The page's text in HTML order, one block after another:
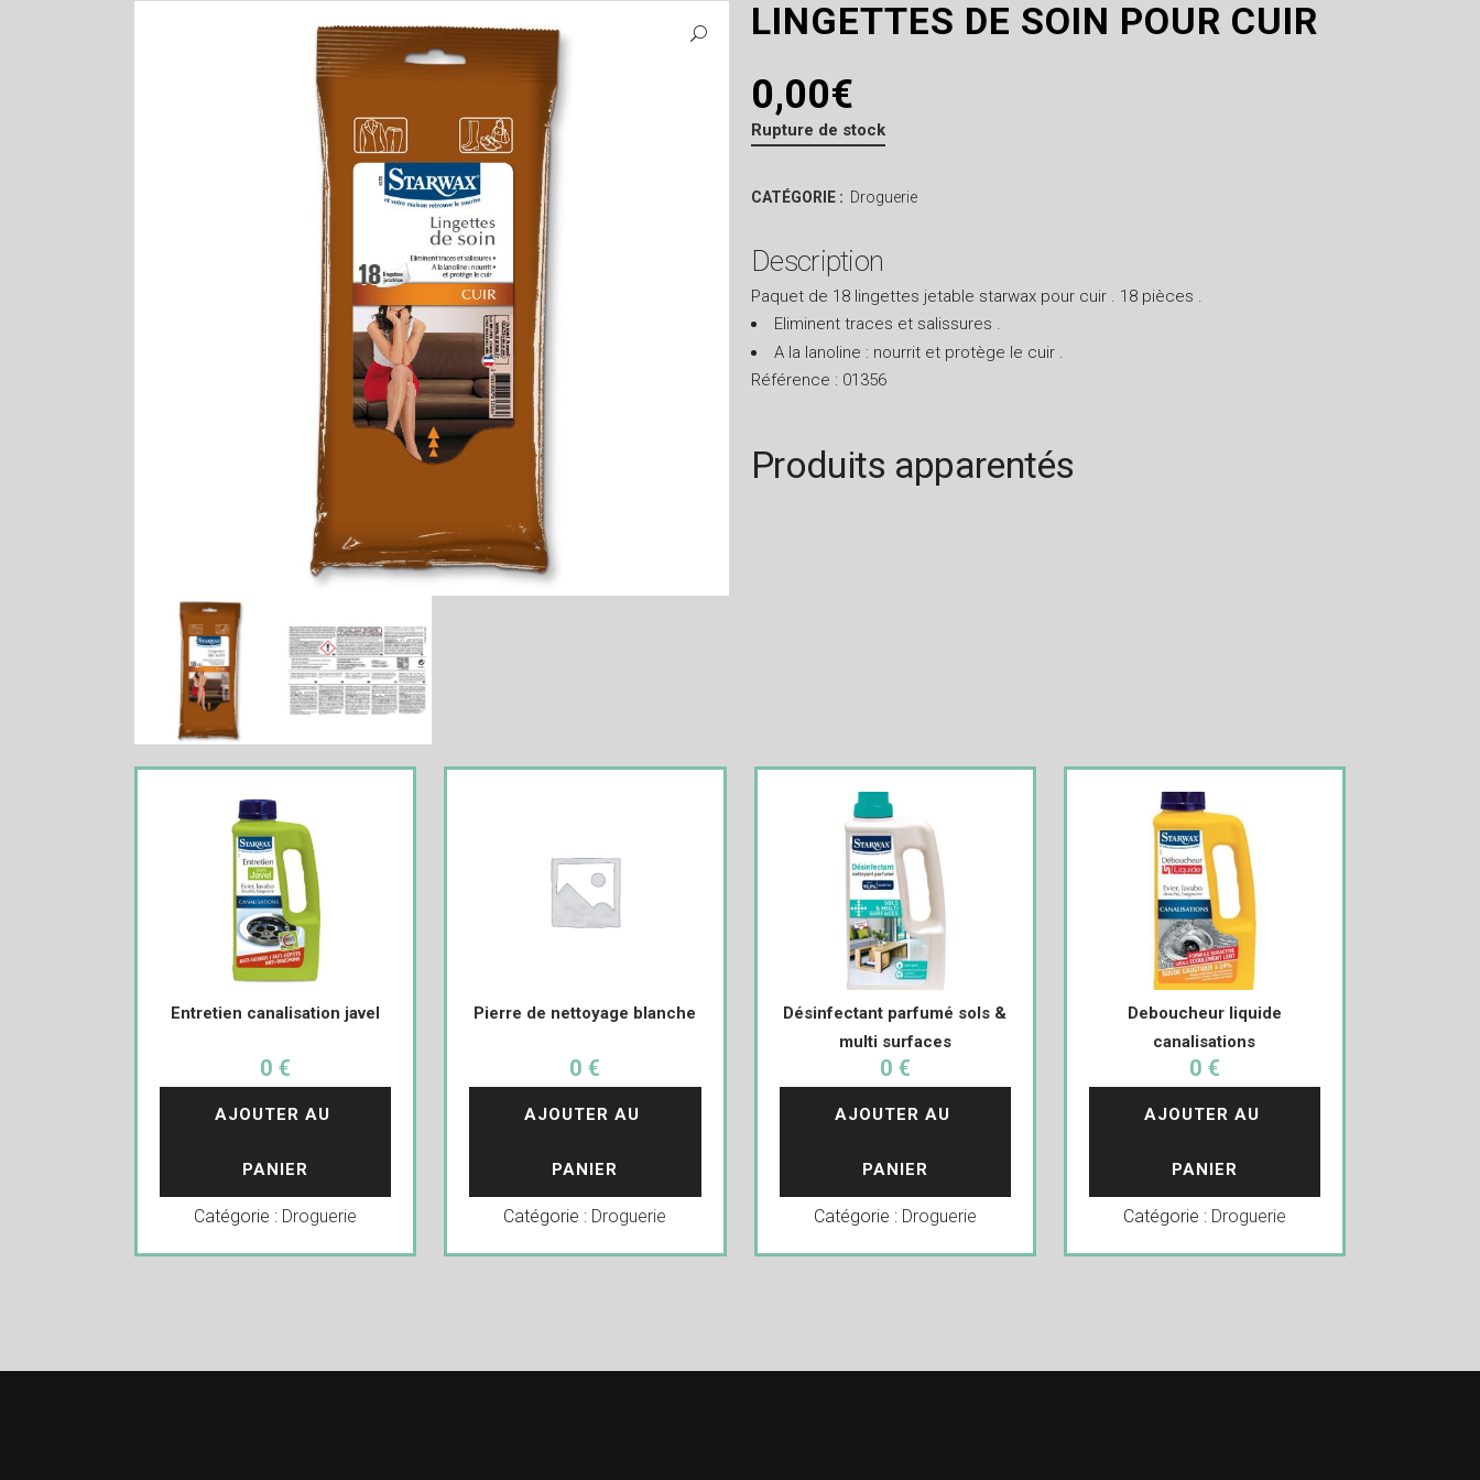
LINGETTES DE SOIN POUR CUIR
0,00€
Rupture de stock
CATÉGORIE : Droguerie
Description
Paquet de 18 lingettes jetable starwax pour cuir . 18 pièces .
Eliminent traces et salissures .
A la lanoline : nourrit et protège le cuir .
Référence : 01356
Produits apparentés
Entretien canalisation javel
0 €
AJOUTER AU
PANIER
Catégorie : Droguerie
Pierre de nettoyage blanche
0 €
AJOUTER AU
PANIER
Catégorie : Droguerie
Désinfectant parfumé sols &
multi surfaces
0 €
AJOUTER AU
PANIER
Catégorie : Droguerie
Deboucheur liquide
canalisations
0 €
AJOUTER AU
PANIER
Catégorie : Droguerie